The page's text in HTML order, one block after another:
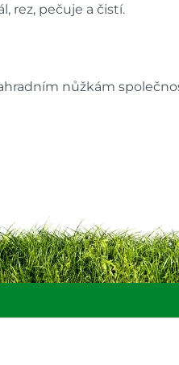
rez, pečuje a čistí.
nůžkám